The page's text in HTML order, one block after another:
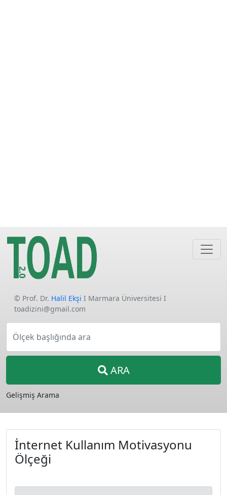
© Prof. Dr. Halil Ekşi I Marmara Üniversitesi I
toadizini@gmail.com
Ölçek başlığında ara
ARA
Gelişmiş Arama
İnternet Kullanım Motivasyonu
Ölçeği